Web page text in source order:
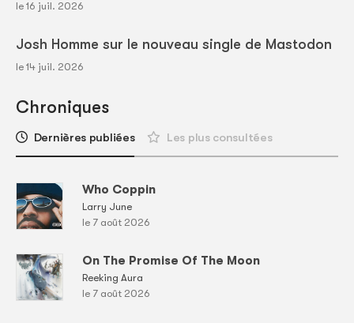
le 16 juil. 2026
Josh Homme sur le nouveau single de Mastodon
le 14 juil. 2026
Chroniques
Dernières publiées Les plus consultées
Who Coppin
Larry June
le 7 août 2026
On The Promise Of The Moon
Reeking Aura
le 7 août 2026